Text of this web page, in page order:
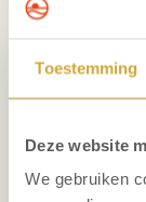
Toestemming
Deze website
We gebruiken
32-uurs
Koffie,
2x